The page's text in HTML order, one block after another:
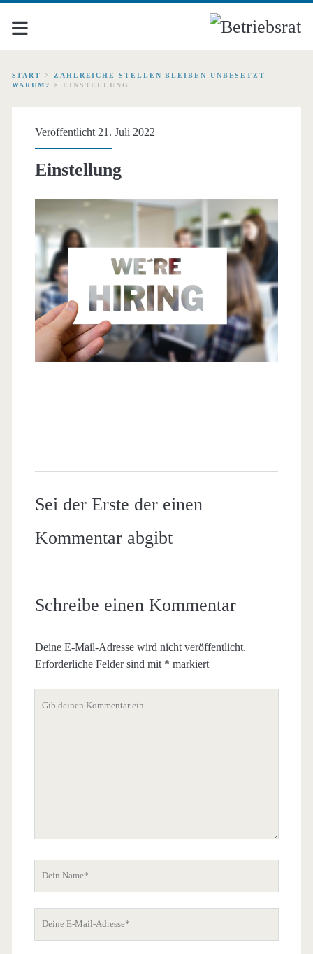
START > ZAHLREICHE STELLEN BLEIBEN UNBESETZT –
WARUM?
> EINSTELLUNG
Veröffentlicht 21. Juli 2022
Einstellung
Sei der Erste der einen
Kommentar abgibt
Schreibe einen Kommentar
Deine E-Mail-Adresse wird nicht veröffentlicht.
Erforderliche Felder sind mit * markiert